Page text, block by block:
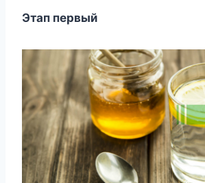
Этап первый